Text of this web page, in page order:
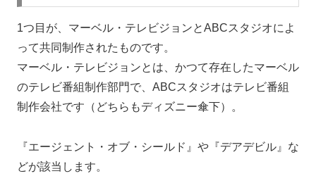
1つ目が、マーベル・テレビジョンとABCスタジオによ
って共同制作されたものです。
マーベル・テレビジョンとは、かつて存在したマーベル
のテレビ番組制作部門で、ABCスタジオはテレビ番組
制作会社です（どちらもディズニー傘下）。
『エージェント・オブ・シールド』や『デアデビル』な
どが該当します。